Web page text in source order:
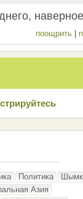
поощрить
Политика
Азия